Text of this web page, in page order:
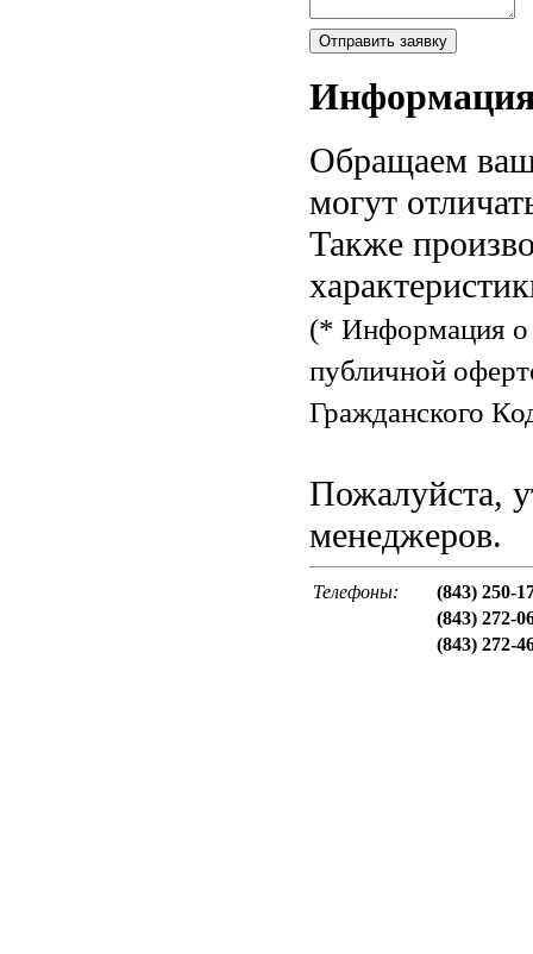
Обращаем
могут
Также
(* Информация о
публичной
Гражданского
Пожалуйста,
менеджеров.
Телефоны:
(843) 250-
(843) 272-
(843) 272-